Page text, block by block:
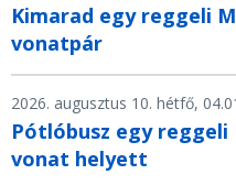
Kimarad egy reggeli
vonatpár
2026. augusztus 10. hétfő,
Pótlóbusz egy reggeli
vonat helyett